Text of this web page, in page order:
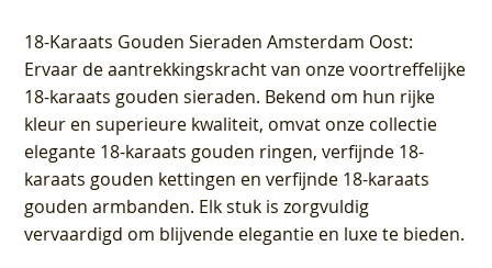
18-Karaats Gouden Sieraden Amsterdam Oost:
Ervaar de aantrekkingskracht van onze voortreffelijke
18-karaats gouden sieraden. Bekend om hun rijke
kleur en superieure kwaliteit, omvat onze collectie
elegante 18-karaats gouden ringen, verfijnde 18-
karaats gouden kettingen en verfijnde 18-karaats
gouden armbanden. Elk stuk is zorgvuldig
vervaardigd om blijvende elegantie en luxe te bieden.